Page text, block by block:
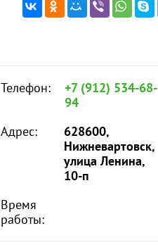
Телефон:
+7 (912) 534-68-
94
Адрес:
628600,
Нижневартовск,
улица Ленина,
10-п
Время
работы: